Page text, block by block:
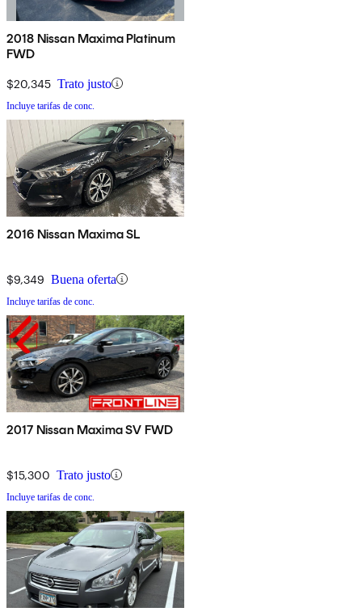
2018 Nissan Maxima Platinum
FWD
$20,345 Trato justo
Incluye tarifas de conc.
2016 Nissan Maxima SL
$9,349 Buena oferta
Incluye tarifas de conc.
2017 Nissan Maxima SV FWD
$15,300 Trato justo
Incluye tarifas de conc.